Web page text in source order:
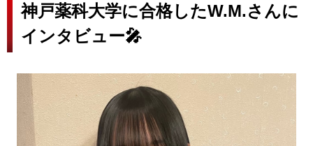
神戸薬科大学に合格したW.M.さんに
インタビュー🎤